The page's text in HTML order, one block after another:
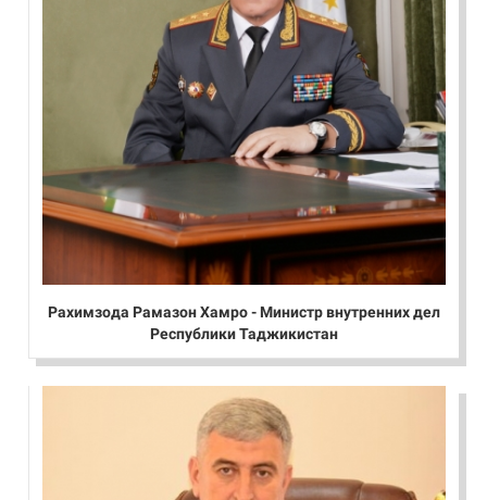
Рахимзода Рамазон Хамро - Министр внутренних дел
Республики Таджикистан